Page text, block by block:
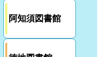
阿知須図書館